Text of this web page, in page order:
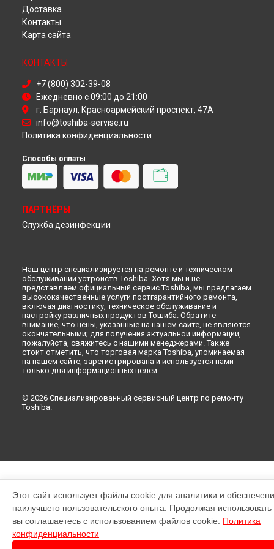
Ремонт телевизора 43U6769 Toshiba в
Ремонт телевизора 43U6769 Toshiba в
Ремонт телевизора 43U6769 Toshiba в
Ремонт телевизора 43U6769 Toshiba в
Доставка
Контакты
Карта сайта
КОНТАКТЫ
+7 (800) 302-39-08
Ежедневно с 09:00 до 21:00
г. Барнаул, Красноармейский проспект, 47А
info@toshiba-servise.ru
Политика конфиденциальности
Способы оплаты
ПАРТНЁРЫ
Служба дезинфекции
Наш центр специализируется на ремонте и техническом
обслуживании устройств Toshiba. Хотя мы и не
представляем официальный сервис Toshiba, мы предлагаем
высококачественные услуги постгарантийного ремонта,
включая диагностику, техническое обслуживание и
настройку различных продуктов Тошиба. Обратите
внимание, что цены, указанные на нашем сайте, не являются
окончательными; для получения актуальной информации,
пожалуйста, свяжитесь с нашими менеджерами. Также
стоит отметить, что торговая марка Toshiba, упоминаемая
на нашем сайте, зарегистрирована и используется нами
только для информационных целей.
© 2026 Специализированный сервисный центр по ремонту
Toshiba.
Этот сайт использует файлы cookie для аналитики и
наилучшего пользовательского опыта. Продолжая использовать
вы соглашаетесь с использованием файлов cookie. Политика
конфиденциальности